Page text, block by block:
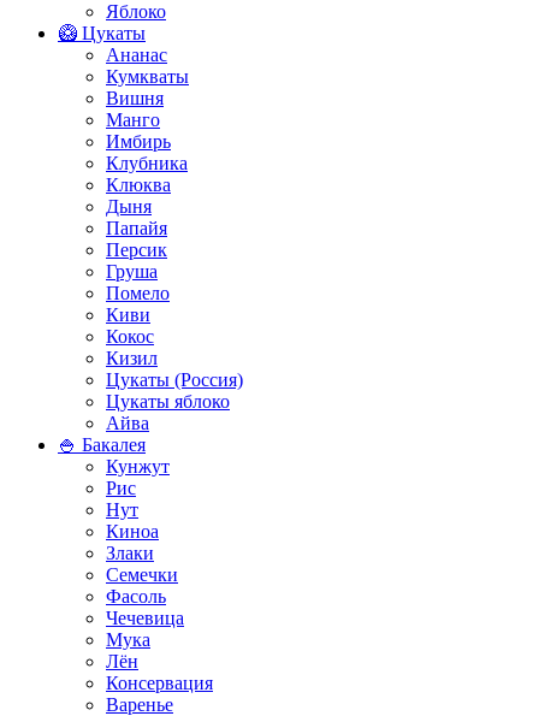
Яблоко
🥝 Цукаты
Ананас
Кумкваты
Вишня
Манго
Имбирь
Клубника
Клюква
Дыня
Папайя
Персик
Груша
Помело
Киви
Кокос
Кизил
Цукаты (Россия)
Цукаты яблоко
Айва
🍚 Бакалея
Кунжут
Рис
Нут
Киноа
Злаки
Семечки
Фасоль
Чечевица
Мука
Лён
Консервация
Варенье